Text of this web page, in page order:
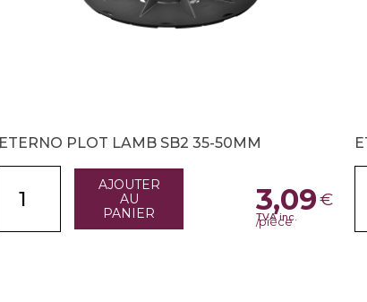
ETERNO PLOT LAMB SB2 35-50MM
AJOUTER
AU
PANIER
3,09€
TVA inc.
/pièce